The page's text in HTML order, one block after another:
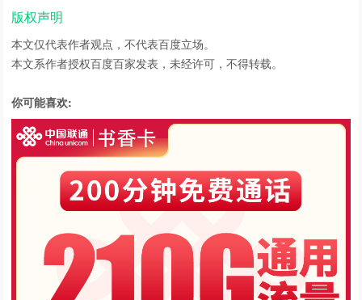
版权声明
本文仅代表作者观点，不代表百度立场。
本文系作者授权百度百家发表，未经许可，不得转载。
你可能喜欢: